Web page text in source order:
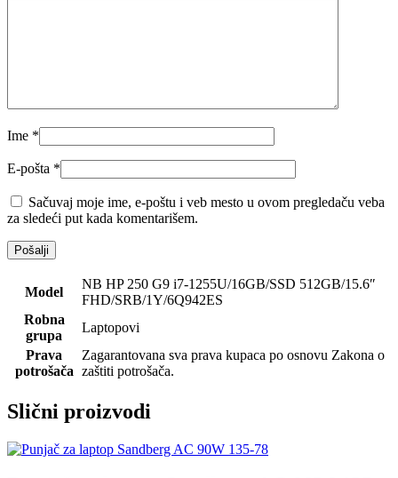
Ime *
E-pošta *
Sačuvaj moje ime, e-poštu i veb mesto u ovom pregledaču veba
za sledeći put kada komentarišem.
Model
NB HP 250 G9 i7-1255U/16GB/SSD 512GB/15.6″
FHD/SRB/1Y/6Q942ES
Robna
grupa
Laptopovi
Prava
potrošača
Zagarantovana sva prava kupaca po osnovu Zakona o
zaštiti potrošača.
Slični proizvodi